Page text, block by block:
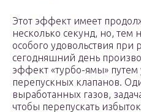
Этот эффект имеет
несколько секунд, но, тем
особого удовольствия
сегодняшний день
эффект «турбо-ямы» путем
перепускных клапанов.
выработанных газов,
чтобы перепускать